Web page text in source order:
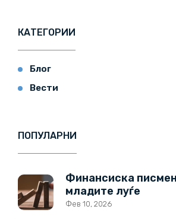
КАТЕГОРИИ
Блог
Вести
ПОПУЛАРНИ
Финансиска
младите луѓе
Фев 10, 2026